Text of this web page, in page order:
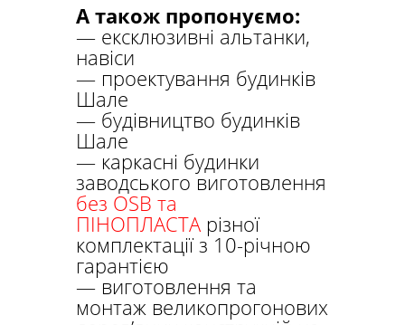
А також пропонуємо:
— ексклюзивні альтанки,
навіси
— проектування будинків
Шале
— будівництво будинків
Шале
— каркасні будинки
заводського виготовлення
без OSB та
ПІНОПЛАСТА різної
комплектаціїз 10-річною
гарантією
— виготовлення та
монтаж великопрогонових